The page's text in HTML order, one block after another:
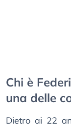
Chi è
una delle
Dietro ai 22